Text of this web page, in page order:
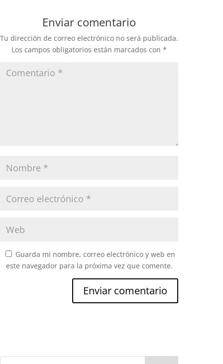
Enviar comentario
Tu dirección de correo electrónico no será publicada.
Los campos obligatorios están marcados con*
Guarda mi nombre, correo electrónico y web en
este navegador para la próxima vez que comente.